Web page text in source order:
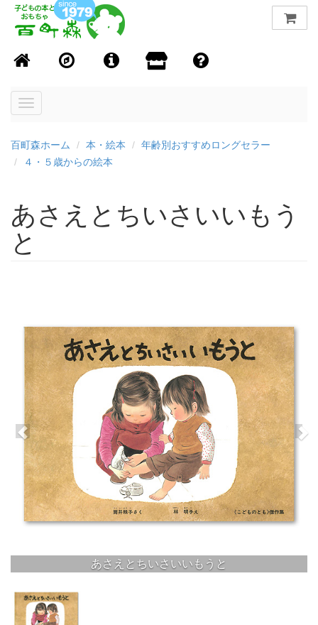
Toggle
百町森ホーム 本・絵本
年齢別おすすめロングセラー
４・５歳からの絵本
あさえとちいさいいもう
と
あさえとちいさいいもうと